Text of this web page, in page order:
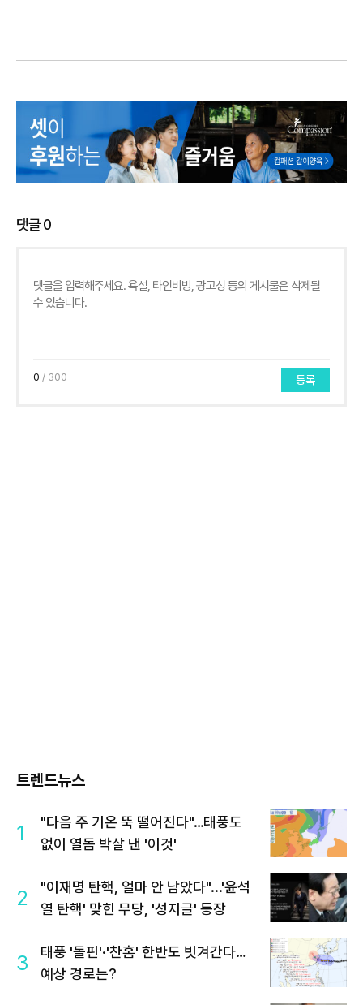
댓글0
0 / 300 등록
트렌드뉴스
1
"다음 주 기온 뚝 떨어진다"…태풍도
없이 열돔 박살 낸 '이것'
2
"이재명 탄핵, 얼마 안 남았다"...'윤석
열 탄핵' 맞힌 무당, '성지글' 등장
3
태풍 '돌핀'·'찬홈' 한반도 빗겨간다…
예상 경로는?